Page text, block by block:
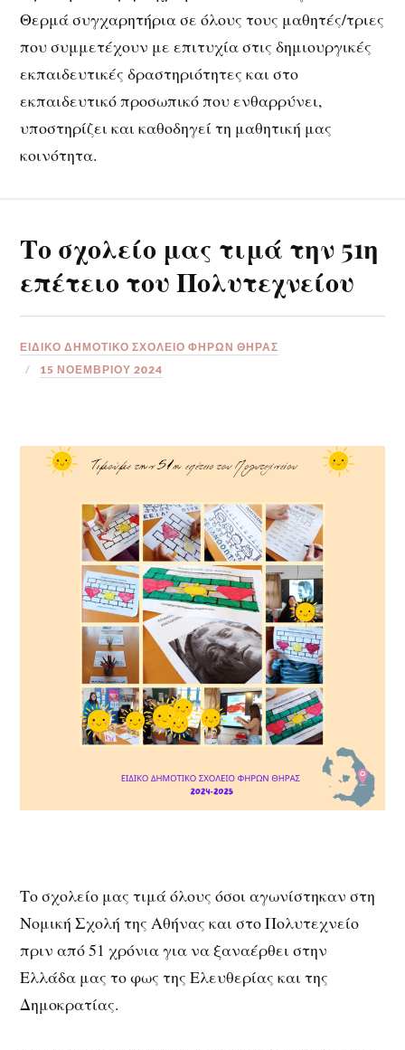
Θερμά συγχαρητήρια σε όλους τους μαθητές/τριες
που συμμετέχουν με επιτυχία στις δημιουργικές
εκπαιδευτικές δραστηριότητες και στο
εκπαιδευτικό προσωπικό που ενθαρρύνει,
υποστηρίζει και καθοδηγεί τη μαθητική μας
κοινότητα.
Το σχολείο μας τιμά την 51η
επέτειο του Πολυτεχνείου
ΕΙΔΙΚΟ ΔΗΜΟΤΙΚΟ ΣΧΟΛΕΙΟ ΦΗΡΩΝ ΘΗΡΑΣ
15 ΝΟΕΜΒΡΊΟΥ 2024
Το σχολείο μας τιμά όλους όσοι αγωνίστηκαν στη
Νομική Σχολή της Αθήνας και στο Πολυτεχνείο
πριν από 51 χρόνια για να ξαναέρθει στην
Ελλάδα μας το φως της Ελευθερίας και της
Δημοκρατίας.